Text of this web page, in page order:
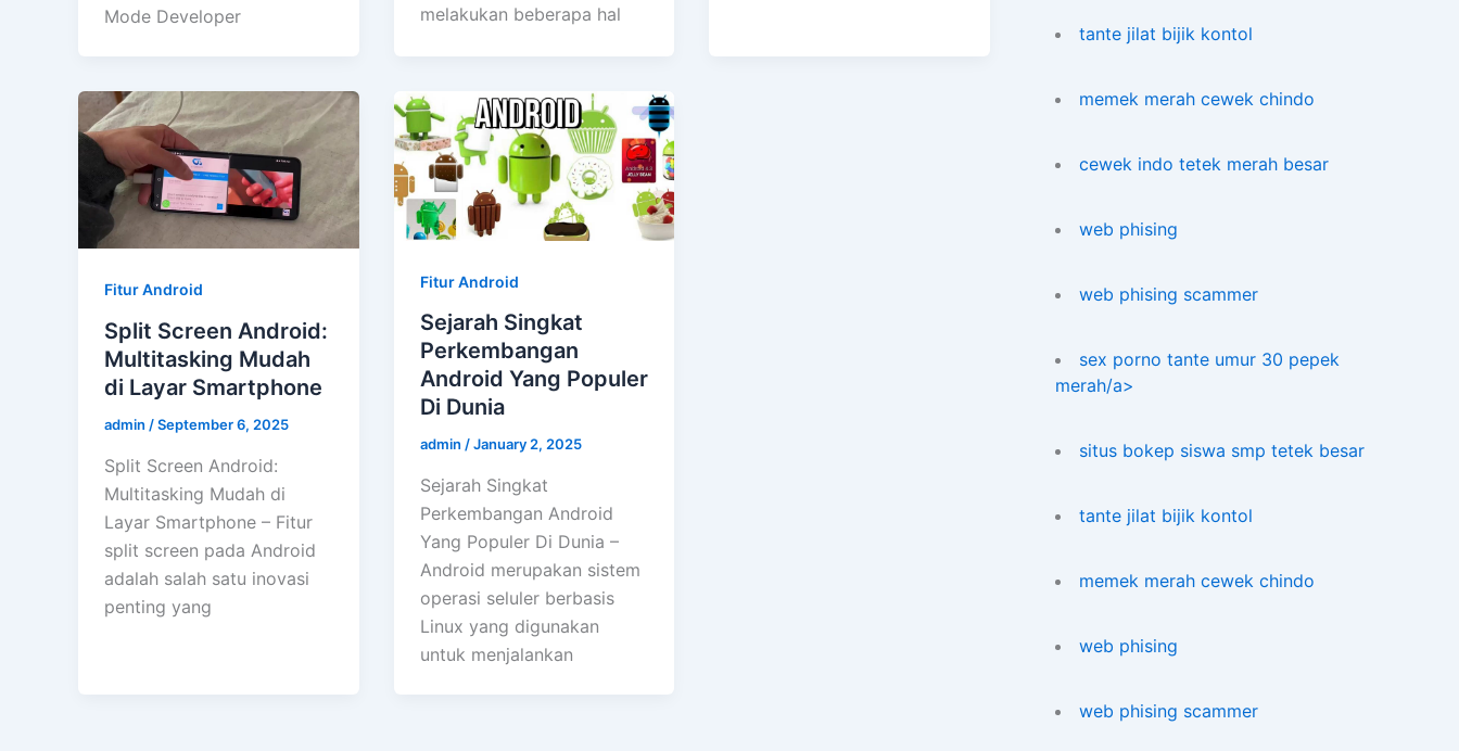
Mode Developer
melakukan beberapa hal
Fitur Android
Split Screen Android:
Multitasking Mudah
di Layar Smartphone
admin /September 6, 2025
Split Screen Android:
Multitasking Mudah di
Layar Smartphone – Fitur
split screen pada Android
adalah salah satu inovasi
penting yang
Fitur Android
Sejarah Singkat
Perkembangan
Android Yang Populer
Di Dunia
admin /January 2, 2025
Sejarah Singkat
Perkembangan Android
Yang Populer Di Dunia –
Android merupakan sistem
operasi seluler berbasis
Linux yang digunakan
untuk menjalankan
tante jilat bijik kontol
memek merah cewek chindo
cewek indo tetek merah besar
web phising
web phising scammer
sex porno tante umur 30 pepek
merah/a>
situs bokep siswa smp tetek besar
tante jilat bijik kontol
memek merah cewek chindo
web phising
web phising scammer